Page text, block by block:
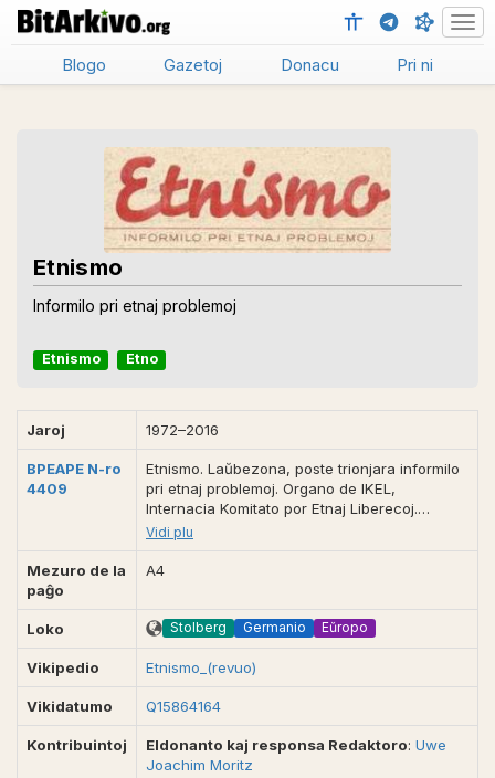
Blogo Gazetoj Donacu Pri ni
Etnismo
Informilo pri etnaj problemoj
Etnismo Etno
Jaroj 1972–2016
BPEAPE N-ro
4409
Etnismo. Laŭbezona, poste trionjara informilo
pri etnaj problemoj. Organo de IKEL,
Internacia Komitato por Etnaj Liberecoj.
Stolberg (FRG/DE), Eschweiler (FRG/DE),
Alsdorf (FRG/ DE), 1972-2006-? 8-29 p. A4,
tajpita, komence alkohole multobligita, poste
Eldonas kaj redaktas kaj adm. Uwe Joachim
Moritz. ikel@uea. org,
http://www.geocities.com/ikeldr. HEM (139).
Preskaŭ komplete havas GEBAA (454). [2563].
Fontoj: La Espero, 1977/5-6, p. 36; Esperanto-
Katalogo (UEA), 1988/89, p. 381; Eŭska
Kverko, 1994, n-ro 4, p. 24; Norvega
Esperantisto, 1998/5, p. 17; Jarlibro. UEA ,
2006, p. 63.
Vidi plu
Mezuro de la
paĝo
A4
Loko Stolberg Germanio Eŭropo
Vikipedio Etnismo_(revuo)
Vikidatumo Q15864164
Kontribuintoj Eldonanto kaj responsa Redaktoro: Uwe
Joachim Moritz